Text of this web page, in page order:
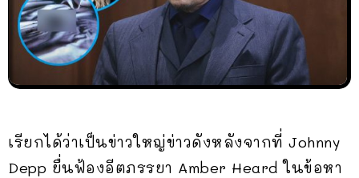
เรียกได้ว่าเป็นข่าวใหญ่ข่าวดังหลังจากที่ Johnny
Depp ยื่นฟ้องอีตภรรยา Amber Heard ในข้อหา